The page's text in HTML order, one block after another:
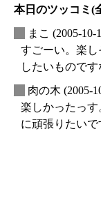
本日のツッコミ(
まこ (2005-10-
すごーい。楽
したいものです
肉の木 (2005-
楽しかったっ
に頑張りたいで